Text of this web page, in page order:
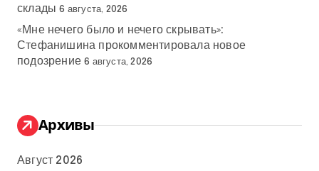
склады 6 августа, 2026
«Мне нечего было и нечего скрывать»:
Стефанишина прокомментировала новое
подозрение 6 августа, 2026
Архивы
Август 2026